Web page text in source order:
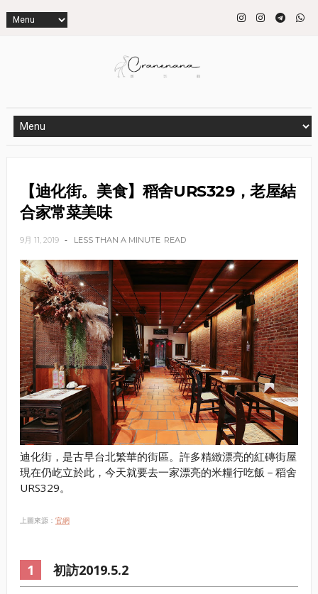
【迪化街。美食】稻舍URS329，老屋結
合家常菜美味
9月 11, 2019 LESS THAN A MINUTE READ
迪化街，是古早台北繁華的街區。許多精緻漂亮的紅磚街屋
現在仍屹立於此，今天就要去一家漂亮的米糧行吃飯－稻舍
URS329。
上圖來源： 官網
初訪2019.5.2